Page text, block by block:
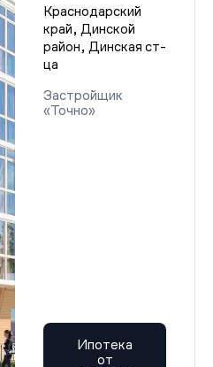
Краснодарский
край, Динской
район, Динская ст-
ца
Застройщик
«Точно»
Ипотека
от